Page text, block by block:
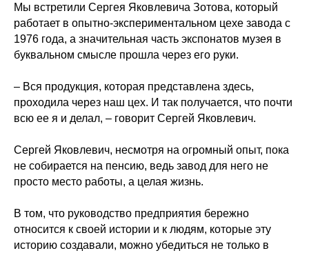
Мы встретили Сергея Яковлевича Зотова, который
работает в опытно-экспериментальном цехе завода с
1976 года, а значительная часть экспонатов музея в
буквальном смысле прошла через его руки.
– Вся продукция, которая представлена здесь,
проходила через наш цех. И так получается, что почти
всю ее я и делал, – говорит Сергей Яковлевич.
Сергей Яковлевич, несмотря на огромный опыт, пока
не собирается на пенсию, ведь завод для него не
просто место работы, а целая жизнь.
В том, что руководство предприятия бережно
относится к своей истории и к людям, которые эту
историю создавали, можно убедиться не только в